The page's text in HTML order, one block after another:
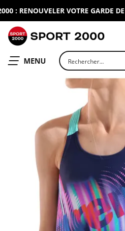
: RENOUVELER VOTRE GARDE
OUVRIR LE
MENU Rechercher un